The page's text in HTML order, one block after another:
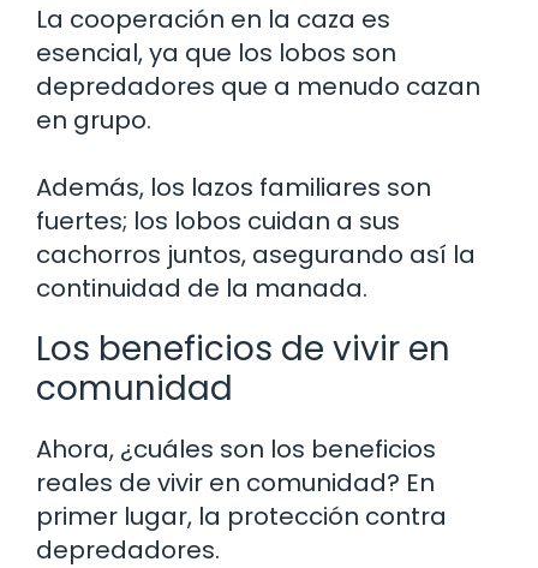
La cooperación en la caza es
esencial, ya que los lobos son
depredadores que a menudo cazan
en grupo.
Además, los lazos familiares son
fuertes; los lobos cuidan a sus
cachorros juntos, asegurando así la
continuidad de la manada.
Los beneficios de vivir en
comunidad
Ahora, ¿cuáles son los beneficios
reales de vivir en comunidad? En
primer lugar, la protección contra
depredadores.